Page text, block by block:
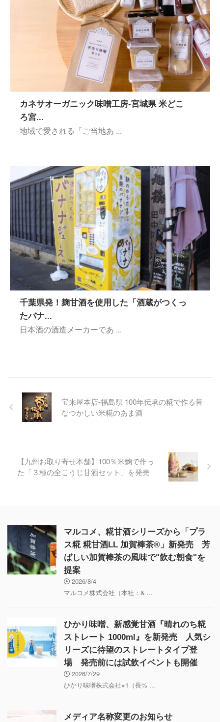
カネサオーガニック味噌工房-宮城県 米どこ
ろ宮...
地域で愛される「ご当地あ ...
千葉県発！麹甘酒を使用した「酒蔵がつくっ
たバナ...
日本酒の酒造メーカーであ ...
宝来屋本店-福島県 100年伝承の糀で作る昔
なつかしい米糀のあま酒
【九州お取り寄せ本舗】100％米麴で作っ
た「３種の全こうじ甘酒セット」を発売
マルコメ、糀甘酒シリーズから「プラ
ス糀 糀甘酒LL 加賀棒茶®」新発売 芳
ばしい加賀棒茶の風味で"飲む朝食"を
提案
2026/8/4
マルコメ株式会社（本社：& ...
ひかり味噌、新感覚甘酒『晴れのち糀
ストレート 1000ml』を新発売 人気シ
リーズに待望のストレートタイプ登
場 発売前には試飲イベントも開催
2026/7/29
ひかり味噌株式会社※1（長% ...
メディア名称変更のお知らせ